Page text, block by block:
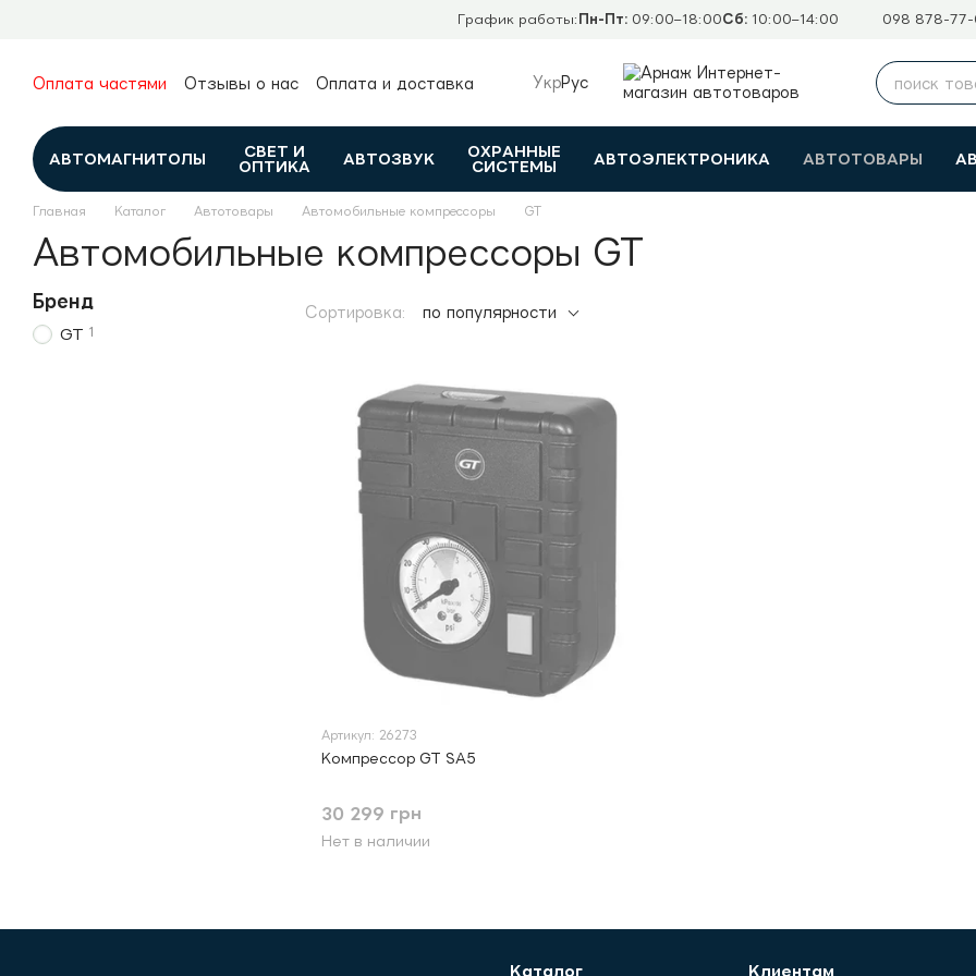
График работы: Пн-Пт:09:00–18:00Сб:10:00–14:00 098 878-77-
Оплата частями Отзывы о нас
Оплата и доставка
Контакты
Каталог
УкрРус
АВТОМАГНИТОЛЫ
СВЕТ И
ОПТИКА
АВТОЗВУК
ОХРАННЫЕ
СИСТЕМЫ
АВТОЭЛЕКТРОНИКА АВТОТОВАРЫ
Главная Каталог Автотовары Автомобильные компрессоры GT
Автомобильные компрессоры GT
Сортировка: по популярности
Артикул: 26273
Компрессор GT SA5
30 299 грн
Нет в наличии
Бренд
GT 1
Каталог Клиентам